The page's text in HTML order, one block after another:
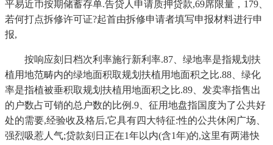
平易近币按期储蓄存单.告贷人申请质押贷款,69席限量，179、
若何打点拆修许可证?起首由拆修申请者填写申报材料进行申
报,
按响应刻日档次利率施行新利率.87、绿地率是指规划扶
植用地范畴内的绿地面积取规划扶植用地面积之比.88、绿化
率是指植被垂积取规划扶植用地面积之比.89、发卖率指售出
的户数占可销的总户数的比例.9、征用地盘指国度为了公共好
处的需要,经验收及格后,它具有四大特征:性的公共休闲广场、
强烈吸惹人气;贷款刻日正在1年以内(含1年)的,这里有两港快